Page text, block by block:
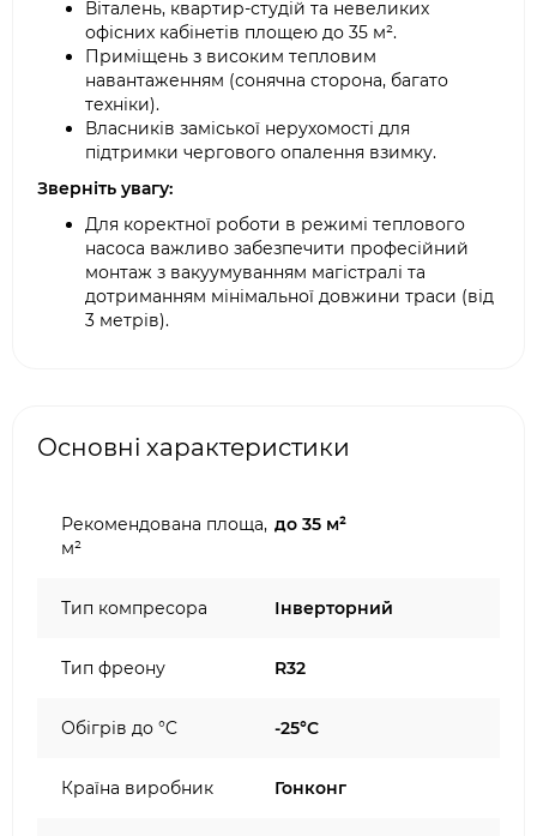
Віталень, квартир-студій та невеликих
офісних кабінетів площею до 35 м².
Приміщень з високим тепловим
навантаженням (сонячна сторона, багато
техніки).
Власників заміської нерухомості для
підтримки чергового опалення взимку.
Зверніть увагу:
Для коректної роботи в режимі теплового
насоса важливо забезпечити професійний
монтаж з вакуумуванням магістралі та
дотриманням мінімальної довжини траси (від
3 метрів).
Основні характеристики
Рекомендована площа,
м²
до 35 м²
Тип компресора Інверторний
Тип фреону R32
Обігрів до °C -25°C
Країна виробник Гонконг